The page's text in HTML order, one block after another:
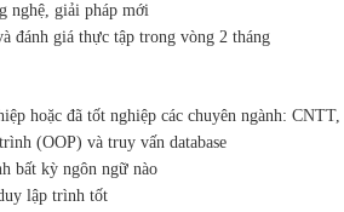
nghệ, giải pháp mới
đánh giá thực tập trong vòng 2 tháng
hoặc đã tốt nghiệp các chuyên ngành:
(OOP) và truy vấn database
bất kỳ ngôn ngữ nào
lập trình tốt